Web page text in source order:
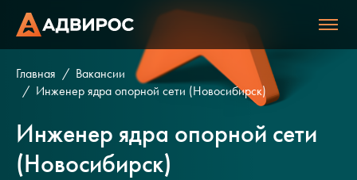
Главная
Вакансии
Инженер ядра опорной сети (Новосибирск)
Инженер ядра опорной сети
(Новосибирск)